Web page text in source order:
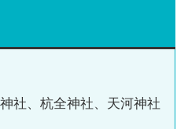
社、杭全神社、天河神社